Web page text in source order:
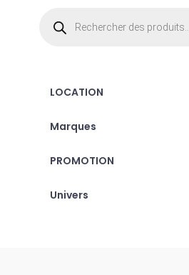
produits
LOCATION
Marques
PROMOTION
Univers